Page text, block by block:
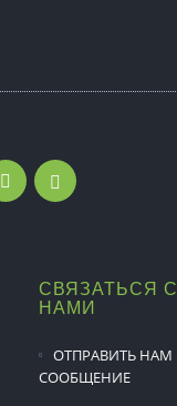
СВЯЗАТЬСЯ С
НАМИ
ОТПРАВИТЬ НАМ
СООБЩЕНИЕ